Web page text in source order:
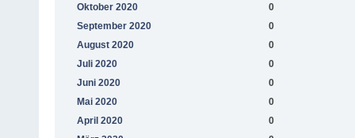
Oktober 2020
0
September 2020
0
August 2020
0
Juli 2020
0
Juni 2020
0
Mai 2020
0
April 2020
0